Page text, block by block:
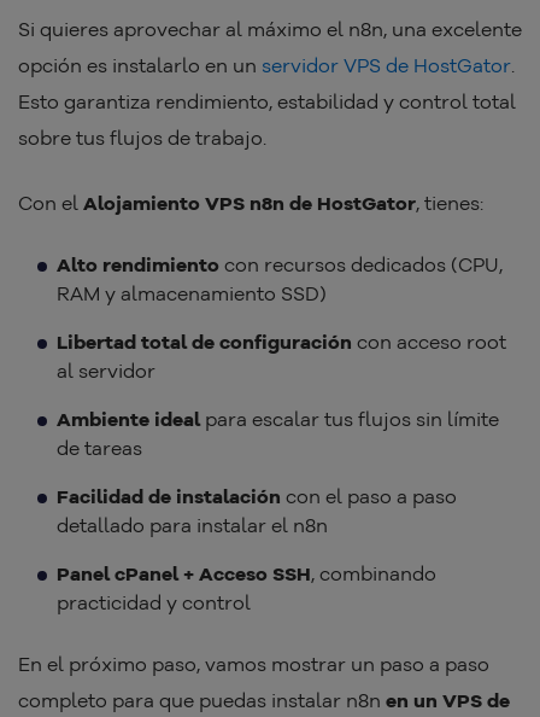
Si quieres aprovechar al máximo el n8n, una excelente
opción es instalarlo en un servidor VPS de HostGator
Esto garantiza rendimiento, estabilidad y control total
sobre tus flujos de trabajo.
Con el Alojamiento VPS n8n de HostGator, tienes:
Alto rendimiento con recursos dedicados (CPU,
RAM y almacenamiento SSD)
Libertad total de configuración con acceso root
al servidor
Ambiente idealpara escalar tus flujos sin límite
de tareas
Facilidad de instalación con el paso a paso
detallado para instalar el n8n
Panel cPanel + Acceso SSH, combinando
practicidad y control
En el próximo paso, vamos mostrar un paso a paso
completo para que puedas instalar n8n en un VPS de